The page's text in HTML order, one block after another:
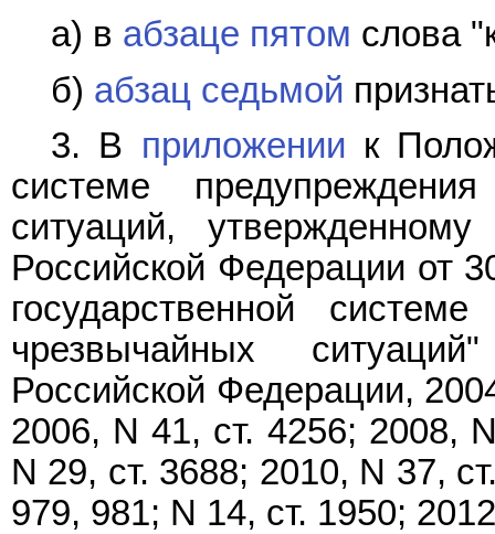
а) в абзаце пятом слова
б) абзац седьмой
3. В приложении к
системе
ситуаций,
Российской Федерации от
государственной
чрезвычайных
Российской Федерации,
2006, N 41, ст. 4256; 2008,
N 29, ст. 3688; 2010, N 37,
979, 981; N 14, ст. 1950;